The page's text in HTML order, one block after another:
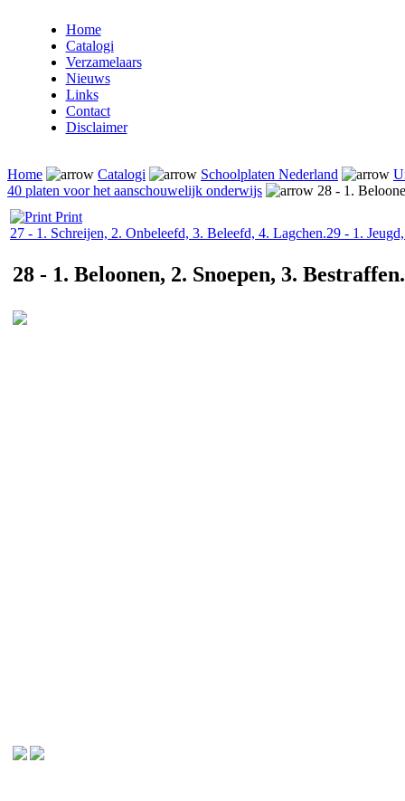
Home
Catalogi
Verzamelaars
Nieuws
Links
Contact
Disclaimer
Home Catalogi Schoolplaten Nederland
40 platen voor het aanschouwelijk onderwijs
28 - 1.
Print
27 - 1. Schreijen, 2. Onbeleefd, 3. Beleefd, 4. Lagchen.29 - 1.
28 - 1. Beloonen, 2. Snoepen, 3. Bestraffen.